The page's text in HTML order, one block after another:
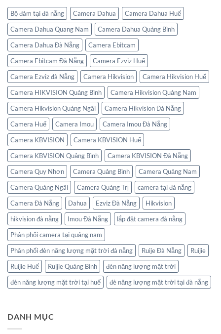
hình
camera
IP
Hikvision
vào
đầu
ghi
Bộ đàm tại đà nẵng Camera Dahua
Camera Dahua Huế
Camera Dahua Quang Nam
Camera Dahua Quảng Bình
Camera Dahua Đà Nẵng
Camera Ebitcam
Camera Ebitcam Đà Nẵng
Camera Ezviz Huế
Camera Ezviz đà Nẵng
Camera Hikvision
Camera Hikvision Huế
Camera HIKVISION Quảng Bình
Camera Hikvision Quảng Nam
Camera Hikvision Quảng Ngãi
Camera Hikvision Đà Nẵng
Camera Huế
Camera Imou
Camera Imou Đà Nẵng
Camera KBVISION
Camera KBVISION Huế
Camera KBVISION Quảng Bình
Camera KBVISION Đà Nẵng
Camera Quy Nhơn
Camera Quảng Bình
Camera Quảng Nam
Camera Quảng Ngãi
Camera Quảng Trị
camera tại đà nẵng
Camera Đà Nẵng
Dahua Ezviz Đà Nẵng
Hikvision
hikvision đà nẵng
Imou Đà Nẵng
lắp đặt camera đà nẵng
Phân phối camera tại quảng nam
Phân phối đèn năng lượng mặt trời đà nẵng
Ruije Đà Nẵng
Ruijie
Ruijie Huế
Ruijie Quảng Bình
đèn năng lượng mặt trời
đèn năng lượng mặt trời tại huế
đè năng lượng mặt trời tại đà nẵng
DANH MỤC